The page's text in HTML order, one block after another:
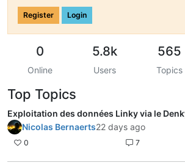
Register Login
0
Online
5.8k
Users
565
Topics
Top Topics
Exploitation des données Linky via le
Nicolas Bernaerts22 days ago
0 7